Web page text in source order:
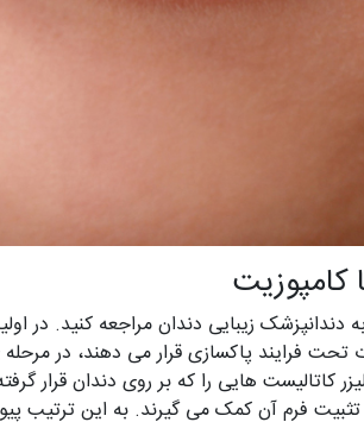
کامپوزیت
دندانپزشک زیبایی دندان مراجعه کنید.
تحت فرایند پاکسازی قرار می دهند، در
کاتالیست هایی را که بر روی دندان قرار
فرم آن کمک می گیرند. به این ترتیب